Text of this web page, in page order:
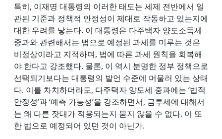
특히, 이재명 대통령의 이러한 태도는 세제 전반에서 일
관된 기준과 정책적 안정성이 제대로 작동하고 있는지에
대한 우려를 낳는다. 이 대통령은 다주택자 양도소득세
중과와 관련해서는 법으로 예정된 과세를 미루는 것은
비정상이라고 지적하며, 법에 따른 과세 원칙을 회복해
야 한다고 강조했다. 물론, 이 역시 분명한 정부 정책으로
선택되기보다는 대통령의 발언 수준에 머물러 있는 상태
다. 이를 차치하더라도, 다주택자 양도세 중과에는 ‘법적
안정성’과 ‘예측 가능성’을 강조하면서, 금투세에 대해서
는 왜 다른 잣대가 적용되는지 묻지 않을 수 없다. 이 또
한 법으로 예정되어 있던 것이 아닌가.